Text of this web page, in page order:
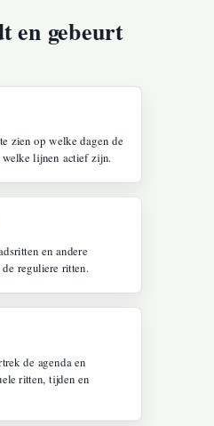
en gebeurt
zien op welke dagen de
lijnen actief zijn.
en andere
reguliere ritten.
de agenda en
ritten, tijden en